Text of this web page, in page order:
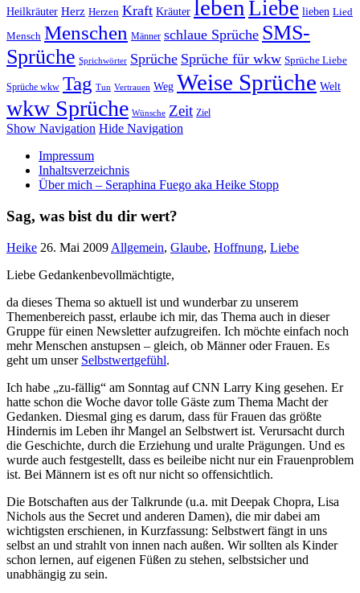
Heilkräuter Herz Herzen Kraft Kräuter leben Liebe lieben Lied
Mensch Menschen Männer schlaue Sprüche SMS-
Sprüche Sprichwörter Sprüche Sprüche für wkw Sprüche Liebe
Sprüche wkw Tag Tun Vertrauen Weg Weise Sprüche Welt
wkw Sprüche Wünsche Zeit Ziel
Show Navigation Hide Navigation
Impressum
Inhaltsverzeichnis
Über mich – Seraphina Fuego aka Heike Stopp
Sag, was bist du dir wert?
Heike 26. Mai 2009 Allgemein, Glaube, Hoffnung, Liebe
Liebe Gedankenbevollmächtigte,
da dieses Thema so aktuell ist und wunderbar zu unserem
Themenbereich passt, erlaube ich mir, das Thema auch in dieser
Gruppe für einen Newsletter aufzugreifen. Ich möchte einfach noch
mehr Menschen anstupsen – gleich, ob Männer oder Frauen. Es
geht um unser Selbstwertgefühl.
Ich habe „zu-fällig“ am Sonntag auf CNN Larry King gesehen. Er
hatte schon die Woche davor tolle Gäste zum Thema Macht der
Gedanken. Diesmal ging es darum, dass für Frauen das größte
Hindernis im Leben ihr Mangel an Selbstwert ist. Verursacht durch
die Geschichte, durch die Erziehung und uralte Prägungen. Und es
wurde auch festgestellt, dass es beileibe nicht nur ein Frauenproblem
ist. Bei Männern ist es oft nur nicht so offensichtlich.
Die Botschaften aus der Talkrunde (u.a. mit Deepak Chopra, Lisa
Nichols aus the Secret und anderen Damen), die mir dabei am
wichtigsten erschienen, in Kurzfassung: Selbstwert fängt in uns
selbst an und strahlt von innen nach außen. Wir sollten als Kinder
schon lernen, auf eigenen Füßen zu stehen, selbstsicher und
unabhängig zu sein.